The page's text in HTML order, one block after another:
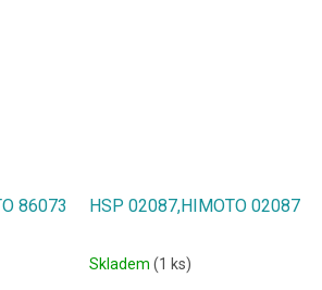
86073 HSP 02087,HIMOTO 02087
Skladem (1 ks)